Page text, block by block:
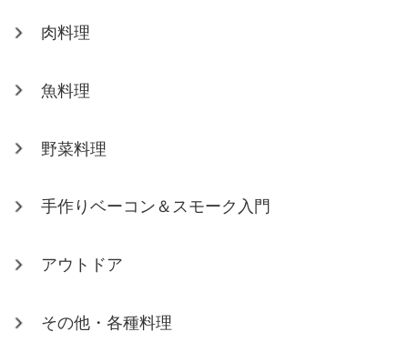
肉料理
魚料理
野菜料理
手作りベーコン＆スモーク入門
アウトドア
その他・各種料理